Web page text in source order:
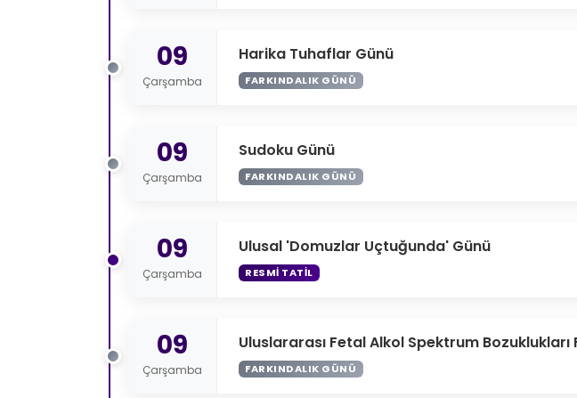
09
Çarşamba
Harika Tuhaflar Günü
FARKINDALIK GÜNÜ
09
Çarşamba
Sudoku Günü
FARKINDALIK GÜNÜ
09
Çarşamba
Ulusal 'Domuzlar Uçtuğunda' Günü
RESMI TATIL
09
Çarşamba
Uluslararası Fetal Alkol Spektrum Bozuklukları
FARKINDALIK GÜNÜ